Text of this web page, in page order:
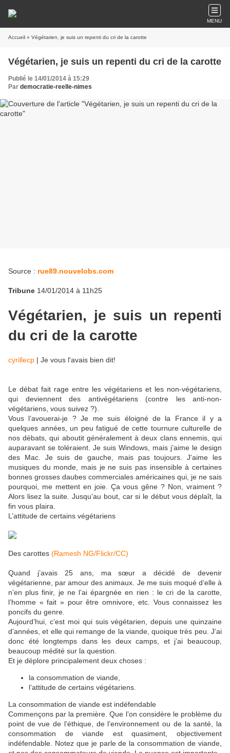
MENU
Accueil » Végétarien, je suis un repenti du cri de la carotte
Végétarien, je suis un repenti du cri de la carotte
Publié le 14/01/2014 à 15:29
Par democratie-reelle-nimes
Source : rue89.nouvelobs.com
Tribune 14/01/2014 à 11h25
Végétarien, je suis un repenti
du cri de la carotte
cyrillecp | Je vous l'avais bien dit!
Le débat fait rage entre les végétariens et les non-végétariens,
qui deviennent des antivégétariens (contre les anti-non-
végétariens, vous suivez ?).
Vous l’avouerai-je ? Je me suis éloigné de la France il y a
quelques années, un peu fatigué de cette tournure culturelle de
nos débats, qui aboutit généralement à deux clans ennemis, qui
auparavant se toléraient. Je suis Windows, mais j’aime le design
des Mac. Je suis de gauche, mais pas toujours. J’aime les
musiques du monde, mais je ne suis pas insensible à certaines
bonnes grosses daubes commerciales américaines qui, je ne sais
pourquoi, me mettent en joie. Ça vous gêne ? Non, vraiment ?
Alors lisez la suite. Jusqu’au bout, car si le début vous déplaît, la
fin vous plaira.
L’attitude de certains végétariens
Des carottes (Ramesh NG/Flickr/CC)
Quand j’avais 25 ans, ma sœur a décidé de devenir
végétarienne, par amour des animaux. Je me suis moqué d’elle à
n’en plus finir, je ne l’ai épargnée en rien : le cri de la carotte,
l’homme « fait » pour être omnivore, etc. Vous connaissez les
poncifs du genre.
Aujourd’hui, c’est moi qui suis végétarien, depuis une quinzaine
d’années, et elle qui remange de la viande, quoique très peu. J’ai
donc été longtemps dans les deux camps, et j’ai beaucoup,
beaucoup médité sur la question.
Et je déplore principalement deux choses :
la consommation de viande,
l’attitude de certains végétariens.
La consommation de viande est indéfendable
Commençons par la première. Que l’on considère le problème du
point de vue de l’éthique, de l’environnement ou de la santé, la
consommation de viande est quasiment, objectivement
indéfendable. Notez que je parle de la consommation de viande,